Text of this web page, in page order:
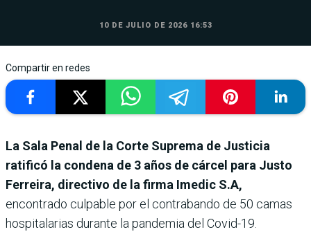
10 DE JULIO DE 2026 16:53
Compartir en redes
La Sala Penal de la Corte Suprema de Justicia
ratificó la condena de 3 años de cárcel para Justo
Ferreira, directivo de la firma Imedic S.A,
encontrado culpable por el contrabando de 50 camas
hospitalarias durante la pandemia del Covid-19.